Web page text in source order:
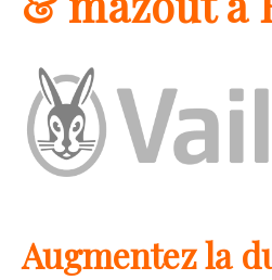
Augmentez la